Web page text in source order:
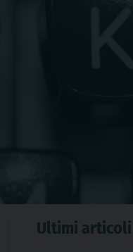
Ultimi